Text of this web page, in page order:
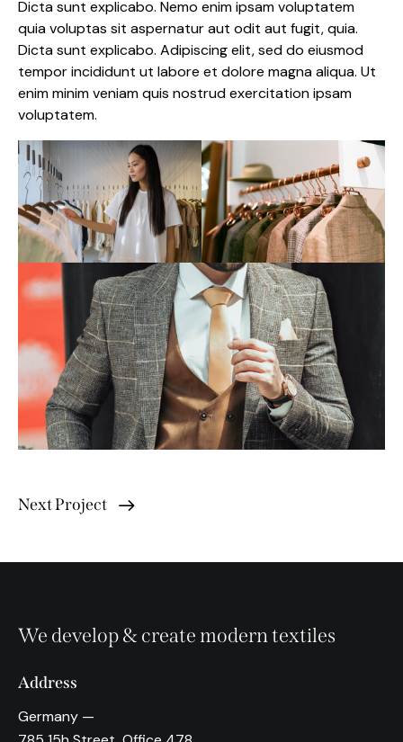
Dicta sunt explicabo. Nemo enim ipsam voluptatem
quia voluptas sit aspernatur aut odit aut fugit, quia.
Dicta sunt explicabo. Adipiscing elit, sed do eiusmod
tempor incididunt ut labore et dolore magna aliqua. Ut
enim minim veniam quis nostrud exercitation ipsam
voluptatem.
Next Project
We develop & create modern textiles
Address
Germany —